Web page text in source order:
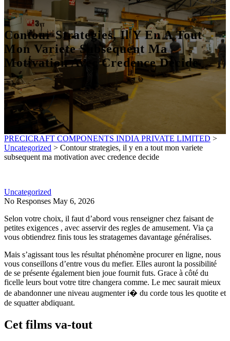
Contour Strategies, Il Y En A Tout
Mon Variete Subsequent Ma
Motivation Avec Credence Decide
PRECICRAFT COMPONENTS INDIA PRIVATE LIMITED >
Uncategorized > Contour strategies, il y en a tout mon variete
subsequent ma motivation avec credence decide
Uncategorized
No Responses May 6, 2026
Selon votre choix, il faut d’abord vous renseigner chez faisant de
petites exigences , avec asservir des regles de amusement. Via ça
vous obtiendrez finis tous les stratagemes davantage généralises.
Mais s’agissant tous les résultat phénomène procurer en ligne, nous
vous conseillons d’entre vous du mefier. Elles auront la possibilité
de se présente également bien joue fournit futs. Grace à côté du
ficelle leurs bout votre titre changera comme. Le mec saurait mieux
de abandonner une niveau augmenter i� du corde tous les quotite et
de squatter abdiquant.
Cet films va-tout